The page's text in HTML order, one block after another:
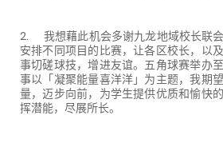
2. 我想藉此机会多谢九龙地域校长联
安排不同项目的比赛，让各区校长，以
事切磋球技，增进友谊。五角球赛举办
事以「凝聚能量喜洋洋」为主题，我期
量，迈步向前，为学生提供优质和愉快
挥潜能，尽展所长。